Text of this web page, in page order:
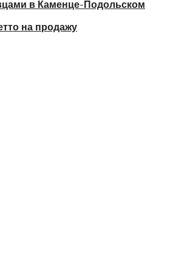
в Каменце-Подольском
на продажу